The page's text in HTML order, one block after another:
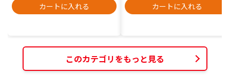
カートに入れる カートに入れる
このカテゴリをもっと見る